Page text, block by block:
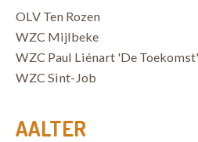
OLV Ten Rozen
WZC Mijlbeke
WZC Paul Liénart 'De Toekomst'
WZC Sint-Job
AALTER